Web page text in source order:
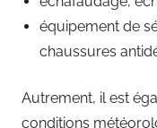
équipement de
chaussures
Autrement, il est
conditions